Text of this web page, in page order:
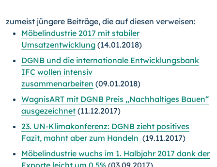
zumeist jüngere Beiträge, die auf diesen verweisen:
Möbelindustrie 2017 mit stabiler
Umsatzentwicklung (14.01.2018)
DGNB und die internationale Entwicklungsbank
IFC wollen intensiv
zusammenarbeiten (09.01.2018)
WagnisART mit DGNB Preis „Nachhaltiges Bauen“
ausgezeichnet (11.12.2017)
23. UN-Klimakonferenz: DGNB zieht positives
Fazit, mahnt aber zum Handeln (19.11.2017)
Möbelindustrie wuchs im 1. Halbjahr 2017 dank der